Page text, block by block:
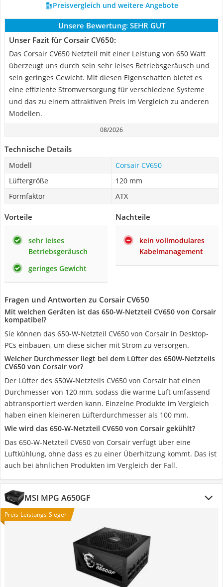
Preisvergleich und weitere Angebote
Unsere Bewertung: SEHR GUT
Unser Fazit für Corsair CV650:
Das Corsair CV650 Netzteil mit einer Leistung von 650 Watt
überzeugt uns durch sein sehr leises Betriebsgeräusch und
sein geringes Gewicht. Mit diesen Eigenschaften bietet es
eine effiziente Stromversorgung für verschiedene Systeme
und das zu einem attraktiven Preis im Vergleich zu anderen
Modellen.
08/2026
Technische Details
Modell
Corsair CV650
Lüftergröße
120 mm
Formfaktor
ATX
Vorteile
sehr leises
Betriebsgeräusch
geringes Gewicht
Nachteile
kein vollmodulares
Kabelmanagement
Fragen und Antworten zu Corsair CV650
Mit welchen Geräten ist das 650-W-Netzteil CV650 von Corsair
kompatibel?
Sie können das 650-W-Netzteil CV650 von Corsair in Desktop-
PCs einbauen, um diese sicher mit Strom zu versorgen.
Welcher Durchmesser liegt bei dem Lüfter des 650W-Netzteils
CV650 von Corsair vor?
Der Lüfter des 650W-Netzteils CV650 von Corsair hat einen
Durchmesser von 120 mm, sodass die warme Luft umfassend
abtransportiert werden kann. Einzelne Produkte im Vergleich
haben einen kleineren Lüfterdurchmesser als 100 mm.
Wie wird das 650-W-Netzteil CV650 von Corsair gekühlt?
Das 650-W-Netzteil CV650 von Corsair verfügt über eine
Luftkühlung, ohne dass es zu einer Überhitzung kommt. Das ist
auch bei ähnlichen Produkten im Vergleich der Fall.
MSI MPG A650GF
Preis-Leistungs-Sieger